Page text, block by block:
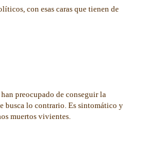
con esas caras que tienen de
preocupado de conseguir la
busca lo contrario. Es sintomático y
muertos vivientes.